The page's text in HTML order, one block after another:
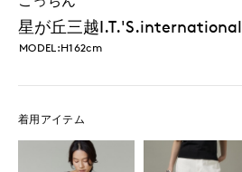
星が丘三越I.T.'S.international
MODEL:H162cm
着用アイテム